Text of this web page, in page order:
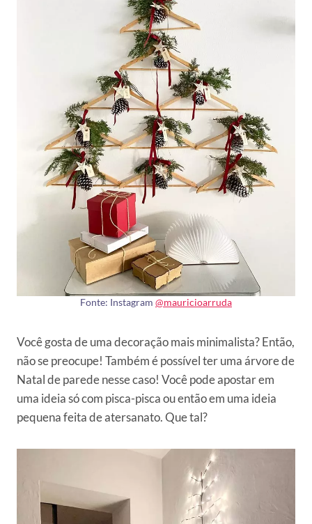
Fonte: Instagram @mauricioarruda
Você gosta de uma decoração mais minimalista? Então,
não se preocupe! Também é possível ter uma árvore de
Natal de parede nesse caso! Você pode apostar em
uma ideia só com pisca-pisca ou então em uma ideia
pequena feita de atersanato. Que tal?